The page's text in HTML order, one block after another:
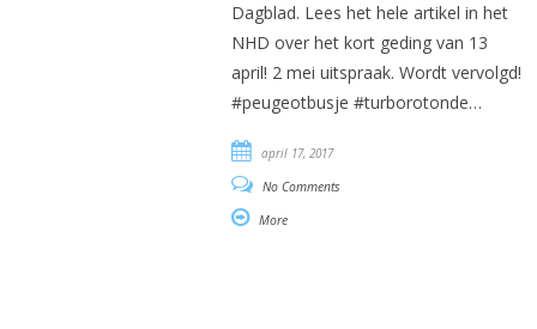
Dagblad. Lees het hele artikel in het
NHD over het kort geding van 13
april! 2 mei uitspraak. Wordt vervolgd!
#peugeotbusje #turborotonde…
april 17, 2017
No Comments
More